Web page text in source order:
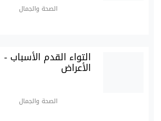
الصحة والجمال
التواء القدم الأسباب -
الأعراض
الصحة والجمال